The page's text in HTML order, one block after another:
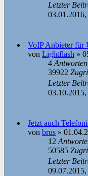
Letzter
VoIP Anbieter für
von Lightflash »
4Antworten
39922
Letzter
Jetzt auch
von brus »
12
50585
Letzter